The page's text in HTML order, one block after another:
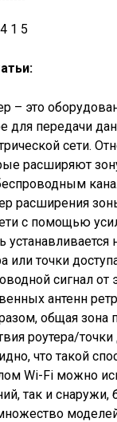
4 1 5
– это
для передачи
сети.
расширяют
расширения
с помощью
или точки
сигнал от
антенн
общая зона
роутера/точки
что такой
Wi-Fi можно
так и снаружи,